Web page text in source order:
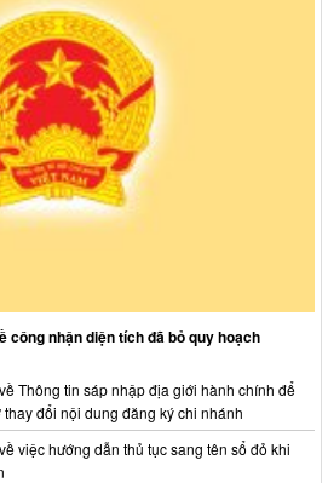
công nhận diện tích đã bỏ quy hoạch
Thông tin sáp nhập địa giới hành chính để
đổi nội dung đăng ký chi nhánh
việc hướng dẫn thủ tục sang tên sổ đỏ khi